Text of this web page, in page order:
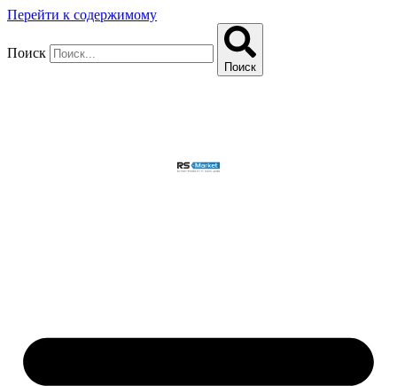
Перейти к содержимому
Поиск
Поиск